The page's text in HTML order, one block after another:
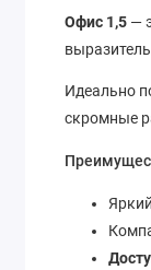
Офис 1,5 —
Идеально
скромные